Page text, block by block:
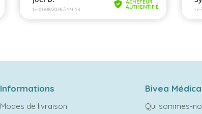
Informations
Modes de livraison
Bivea
Qui sommes-